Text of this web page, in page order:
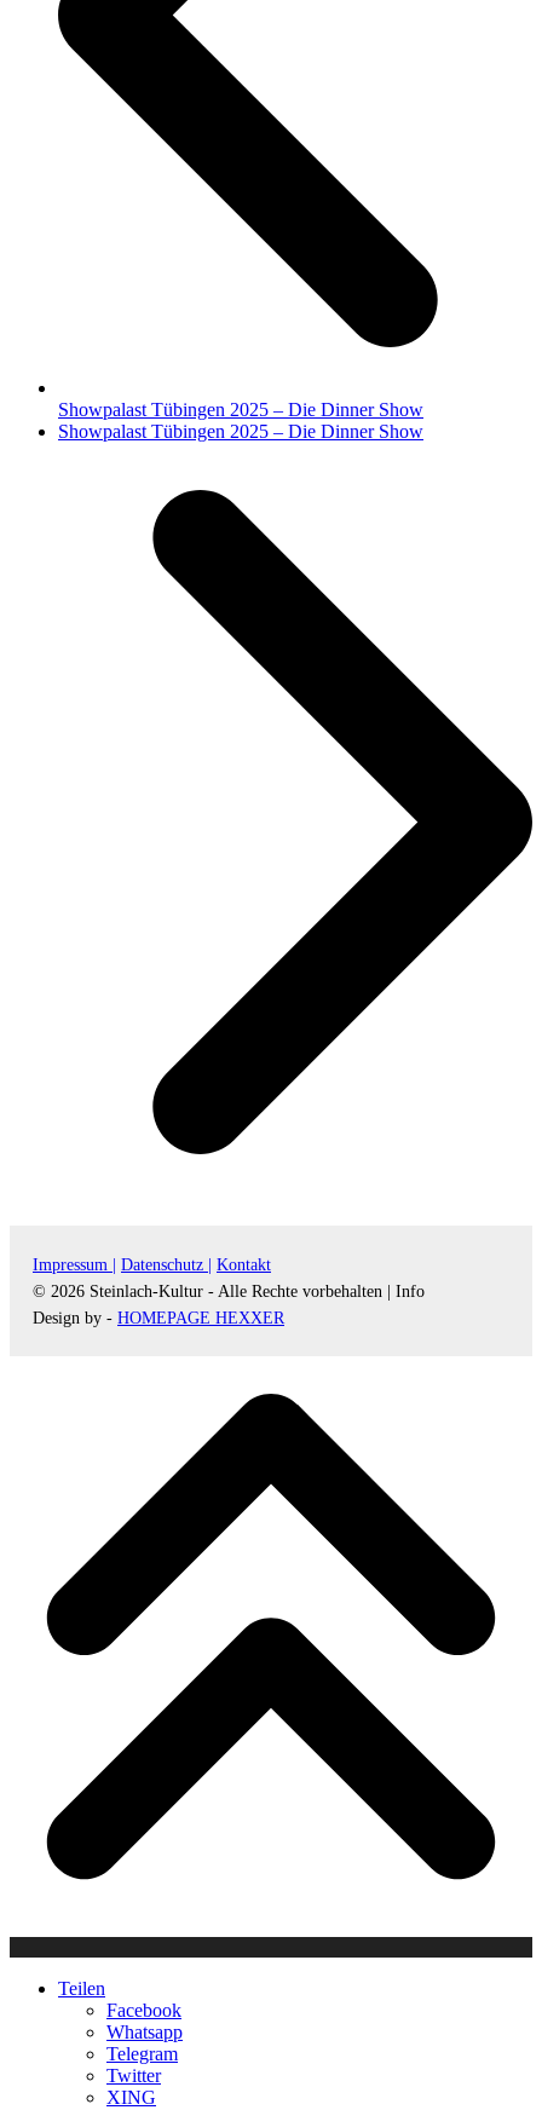
Showpalast Tübingen 2025 – Die Dinner Show
Nächster
Showpalast Tübingen 2025 – Die Dinner Show
Impressum | Datenschutz |
Kontakt
© 2026 Steinlach-Kultur - Alle Rechte vorbehalten |
Info
Design by - HOMEPAGE HEXXER
Teilen
Facebook
Whatsapp
Telegram
Twitter
XING